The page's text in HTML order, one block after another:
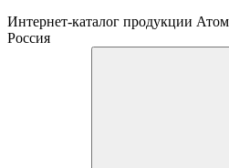
Интернет-каталог продукции
Россия